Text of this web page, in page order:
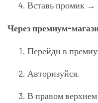
Вставь промик →
Через премиум-
Перейди в
Авторизуйся.
В правом